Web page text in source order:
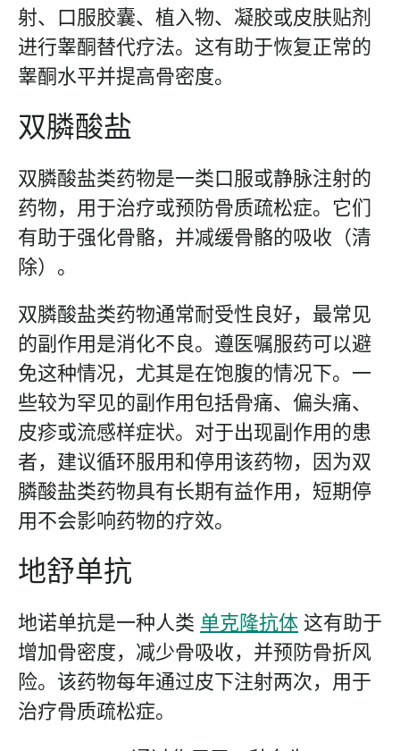
射、口服胶囊、植入物、凝胶或皮肤贴剂
进行睾酮替代疗法。这有助于恢复正常的
睾酮水平并提高骨密度。
双膦酸盐
双膦酸盐类药物是一类口服或静脉注射的
药物，用于治疗或预防骨质疏松症。它们
有助于强化骨骼，并减缓骨骼的吸收（清
除）。
双膦酸盐类药物通常耐受性良好，最常见
的副作用是消化不良。遵医嘱服药可以避
免这种情况，尤其是在饱腹的情况下。一
些较为罕见的副作用包括骨痛、偏头痛、
皮疹或流感样症状。对于出现副作用的患
者，建议循环服用和停用该药物，因为双
膦酸盐类药物具有长期有益作用，短期停
用不会影响药物的疗效。
地舒单抗
地诺单抗是一种人类 单克隆抗体 这有助于
增加骨密度，减少骨吸收，并预防骨折风
险。该药物每年通过皮下注射两次，用于
治疗骨质疏松症。